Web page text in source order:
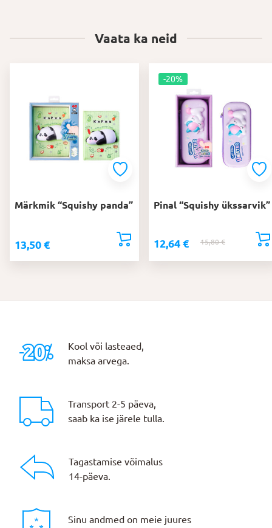
Vaata ka neid
Märkmik “Squishy panda”
13,50 €
-20%
Pinal “Squishy ükssarvik”
15,80€Algne
12,64 €
Praegune
Kool või lasteaed,
maksa arvega.
Transport 2-5 päeva,
saab ka ise järele tulla.
Tagastamise võimalus
14-päeva.
Sinu andmed on meie juures